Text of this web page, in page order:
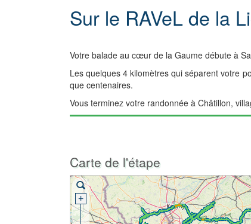
Sur le RAVeL de la
Votre balade au cœur de la Gaume débute à
Les quelques 4 kilomètres qui séparent votre
que centenaires.
Vous terminez votre randonnée à Châtillon,
Carte de l'étape